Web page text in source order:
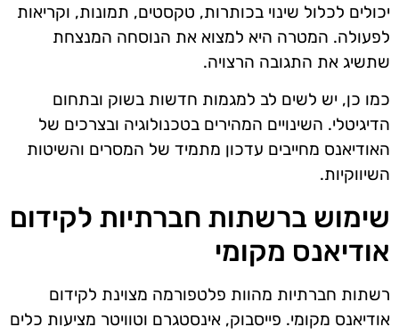
יכולים לכלול שינוי בכותרות, טקסטים, תמונות, וקריאות
לפעולה. המטרה היא למצוא את הנוסחה המנצחת
שתשיג את התגובה הרצויה.
כמו כן, יש לשים לב למגמות חדשות בשוק ובתחום
הדיגיטלי. השינויים המהירים בטכנולוגיה ובצרכים של
האודיאנס מחייבים עדכון מתמיד של המסרים והשיטות
השיווקיות.
שימוש ברשתות חברתיות לקידום
אודיאנס מקומי
רשתות חברתיות מהוות פלטפורמה מצוינת לקידום
אודיאנס מקומי. פייסבוק, אינסטגרם וטוויטר מציעות כלים